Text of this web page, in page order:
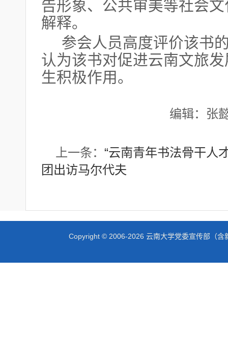
告形象、公共审美等社会
解释。
参会人员高度评价该书
认为该书对促进云南文旅
生积极作用。
编辑：张
上一条： “云南青年书法骨干人
团出访马尔代夫
Copyright © 2006-2026 云南大学党委宣传部（含